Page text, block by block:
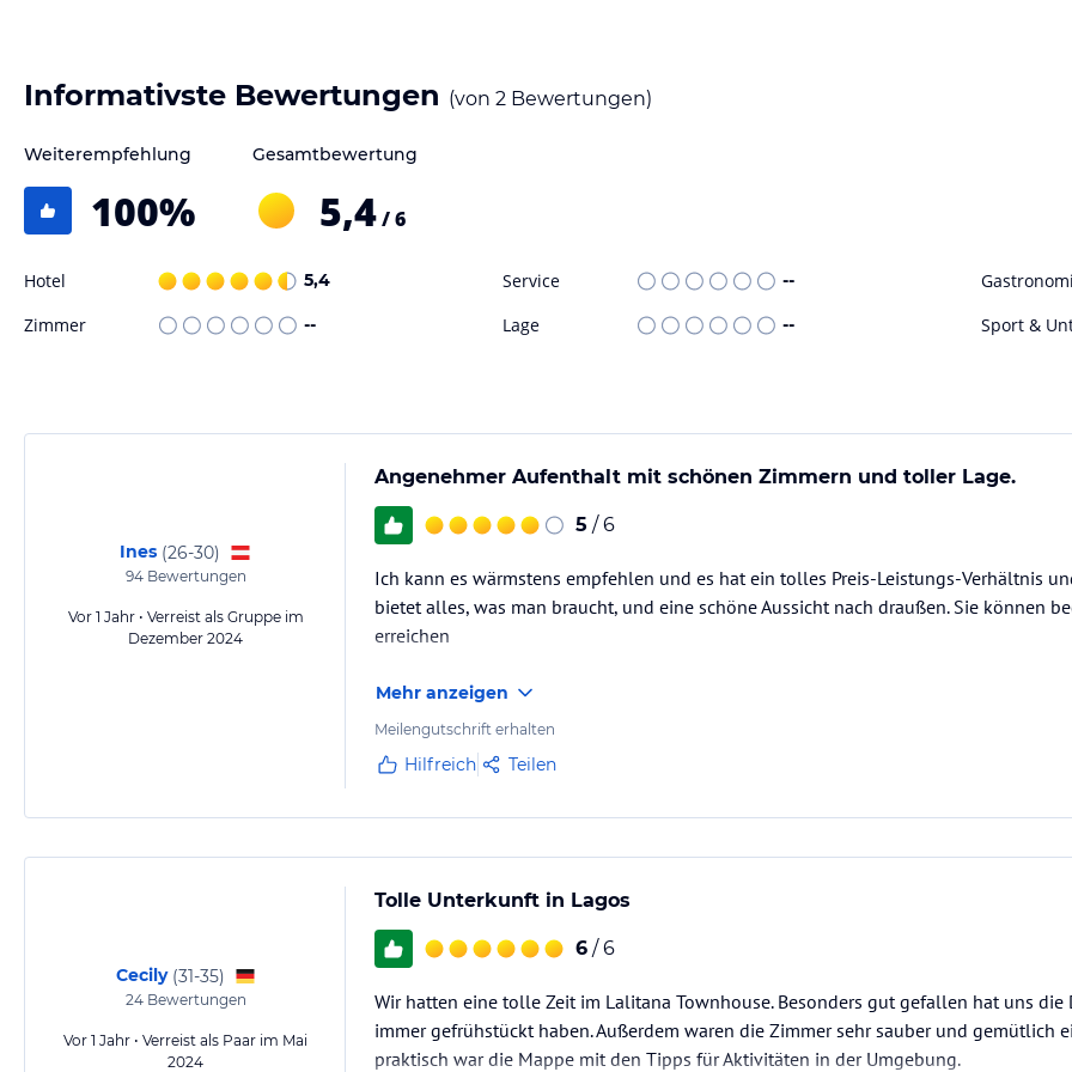
Informativste Bewertungen (von 2 Bewertungen)
Weiterempfehlung
100%
Gesamtbewertung
5,4/ 6
Hotel 5,4 Service --
Zimmer -- Lage -- Sport &
Ines (26-30)
94Bewertungen
Vor 1 Jahr • Verreist als Gruppe im
Dezember 2024
Angenehmer Aufenthalt mit schönen Zimmern und toller Lage.
5 / 6
Ich kann es wärmstens empfehlen und es hat ein tolles Preis-Leistungs-Verhältnis
bietet alles, was man braucht, und eine schöne Aussicht nach draußen. Sie können
erreichen
Mehr anzeigen
Meilengutschrift erhalten
Hilfreich Teilen
Cecily (31-35)
24Bewertungen
Vor 1 Jahr • Verreist als Paar im Mai
2024
Tolle Unterkunft in Lagos
6 / 6
Wir hatten eine tolle Zeit im Lalitana Townhouse. Besonders gut gefallen hat uns die
immer gefrühstückt haben. Außerdem waren die Zimmer sehr sauber und gemütlich
praktisch war die Mappe mit den Tipps für Aktivitäten in der Umgebung.